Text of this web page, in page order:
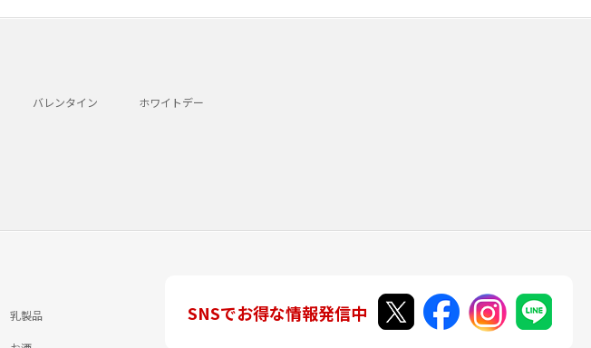
バレンタイン ホワイトデー
乳製品 SNSでお得な情報発信中